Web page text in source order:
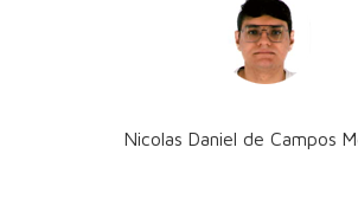
Nicolas Daniel de Campos